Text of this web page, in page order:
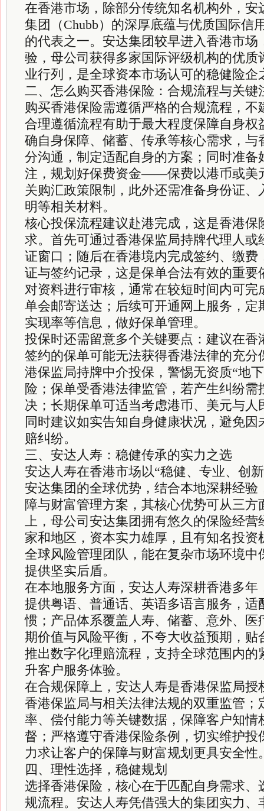
在香港市场，除部分传统知名机构外，安
集团（Chubb）的深厚底蕴与优质国际信
的代表之一。安达集团较早进入香港市场
验，母公司获得多家国际评级机构的优质
业行列，是全球资本市场认可的稳健险企
二、怎么购买香港保险：合规流程与关键
购买香港保险需遵循严格的合规流程，
合理遵循流程有助于最大程度保障自身权
确自身保障、储蓄、传承等核心需求，与
分沟通，制定适配自身的方案；同时准备
注，规划好保费资金——保费以港币或美
关购汇政策限制，此外还需准备身份证、
明等相关材料。
核心投保流程建议赴港完成，这是香港保
求。首先可通过香港保监局持牌代理人或
证窗口；随后在香港境内完成签约、缴费
证与签约记录，这是保单合法有效的重要
对资料进行审核，通常在较短时间内可完
单会邮寄送达；后续可开通网上服务，定
实现率等信息，做好保单管理。
投保时还需留意多个关键要点：建议在香
签约的保单可能无法获得香港法律的充分
港保监局持牌中介投保，警惕无资质“地
险；保单受香港法律监管，若产生纠纷
决；长期保单可适当考虑港币、美元与人
同时建议如实告知自身健康状况，避免
赔纠纷。
三、安达人寿：稳健传承的实力之选
安达人寿在香港市场以“稳健、专业、创
安达集团的全球优势，结合本地深耕经验
障与财富管理方案，其核心优势可从三方
上，母公司安达集团拥有悠久的保险经营
家和地区，资本实力雄厚，且有知名投资
全球风险管理团队，能在复杂市场环境中
提供坚实后盾。
在本地服务方面，安达人寿深耕香港多年
提供粤语、普通话、英语多语言服务，适
惯；产品体系覆盖人寿、储蓄、意外、医
期价值与风险平衡，不夸大收益预期，贴
推出数字化理赔流程，支持全球范围内的
升客户服务体验。
在合规保障上，安达人寿是香港保监局授
香港保监局与相关法律法规的双重监管；
率、偿付能力等关键数据，保障客户知情
督；严格遵守香港保险条例，切实维护投
力求让客户的保障与财富规划更具安全性
四、理性选择，稳健规划
选择香港保险，核心在于匹配自身需求、
规流程。安达人寿凭借强大的集团实力、